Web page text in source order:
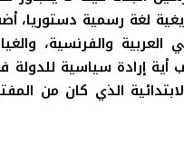
لغة رسمية دستوريا،
والفرنسية،
إرادة سياسية للدولة
الذي كان من